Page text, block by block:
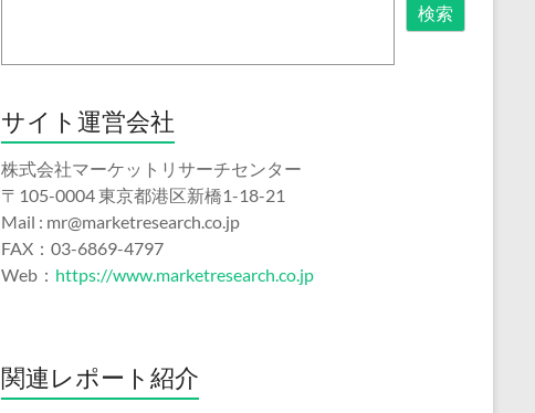
検索
サイト運営会社
株式会社マーケットリサーチセンター
〒105-0004 東京都港区新橋1-18-21
Mail : mr@marketresearch.co.jp
FAX：03-6869-4797
Web： https://www.marketresearch.co.jp
関連レポート紹介